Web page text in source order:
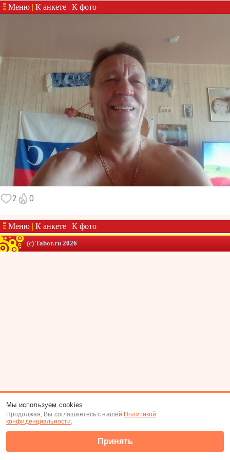
Меню | К анкете | К фото
2 0
Меню | К анкете | К фото
(c) Tabor.ru 2026
Мы используем cookies
Продолжая, Вы соглашаетесь с нашей Политикой
конфиденциальности.
Принять